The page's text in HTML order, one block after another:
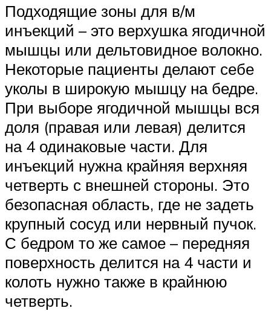
Подходящие зоны для в/м
инъекций – это верхушка ягодичной
мышцы или дельтовидное волокно.
Некоторые пациенты делают себе
уколы в широкую мышцу на бедре.
При выборе ягодичной мышцы вся
доля (правая или левая) делится
на 4 одинаковые части. Для
инъекций нужна крайняя верхняя
четверть с внешней стороны. Это
безопасная область, где не задеть
крупный сосуд или нервный пучок.
С бедром то же самое – передняя
поверхность делится на 4 части и
колоть нужно также в крайнюю
четверть.